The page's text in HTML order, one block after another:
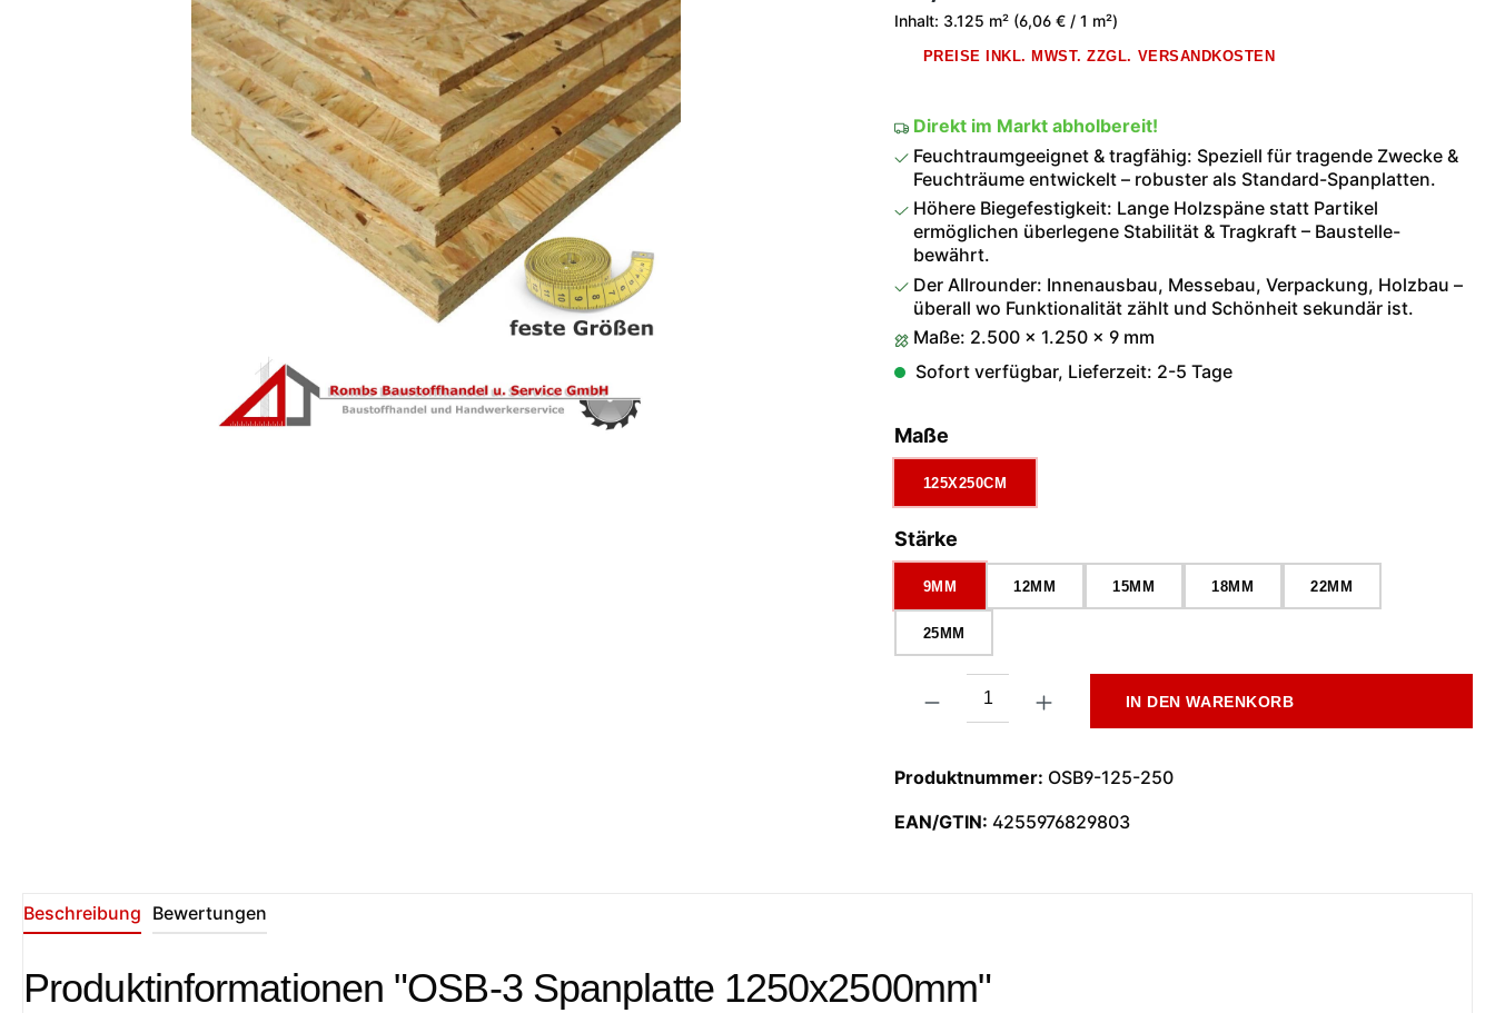
Inhalt: 3.125 m² (6,06 € / 1 m²)
PREISE INKL. MWST. ZZGL. VERSANDKOSTEN
Direkt im Markt abholbereit!
Feuchtraumgeeignet & tragfähig: Speziell für tragende Zwecke &
Feuchträume entwickelt – robuster als Standard-Spanplatten.
Höhere Biegefestigkeit: Lange Holzspäne statt Partikel
ermöglichen überlegene Stabilität & Tragkraft – Baustelle-
bewährt.
Der Allrounder: Innenausbau, Messebau, Verpackung, Holzbau –
überall wo Funktionalität zählt und Schönheit sekundär ist.
Maße: 2.500 × 1.250 × 9 mm
Sofort verfügbar, Lieferzeit: 2-5 Tage
Maße
125X250CM
Stärke
9MM 12MM 15MM 18MM 22MM
25MM
IN DEN WARENKORB
Produktnummer: OSB9-125-250
EAN/GTIN: 4255976829803
Beschreibung Bewertungen
Produktinformationen "OSB-3 Spanplatte 1250x2500mm"